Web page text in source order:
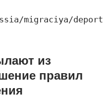
migraciya/deport
из
правил